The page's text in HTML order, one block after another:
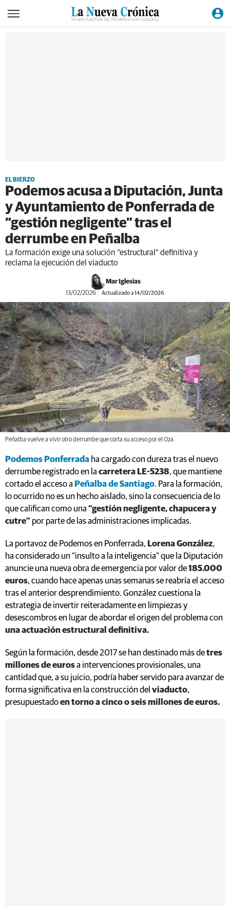
EL BIERZO
Podemos acusa a Diputación, Junta
y Ayuntamiento de Ponferrada de
“gestión negligente” tras el
derrumbe en Peñalba
La formación exige una solución “estructural” definitiva y
reclama la ejecución del viaducto
Mar Iglesias
13/02/2026 Actualizado a 14/02/2026
Peñalba vuelve a vivir otro derrumbe que corta su acceso por el Oza.
Podemos Ponferrada ha cargado con dureza tras el nuevo
derrumbe registrado en la carretera LE-5238, que mantiene
cortado el acceso a Peñalba de Santiago. Para la formación,
lo ocurrido no es un hecho aislado, sino la consecuencia de lo
que califican como una “gestión negligente, chapucera y
cutre” por parte de las administraciones implicadas.
La portavoz de Podemos en Ponferrada, Lorena González,
ha considerado un “insulto a la inteligencia” que la Diputación
anuncie una nueva obra de emergencia por valor de185.000
euros, cuando hace apenas unas semanas se reabría el acceso
tras el anterior desprendimiento. González cuestiona la
estrategia de invertir reiteradamente en limpiezas y
desescombros en lugar de abordar el origen del problema con
una actuación estructural definitiva.
Según la formación, desde 2017 se han destinado más detres
millones de eurosa intervenciones provisionales, una
cantidad que, a su juicio, podría haber servido para avanzar de
forma significativa en la construcción del viaducto,
presupuestadoen torno a cinco o seis millones de euros.